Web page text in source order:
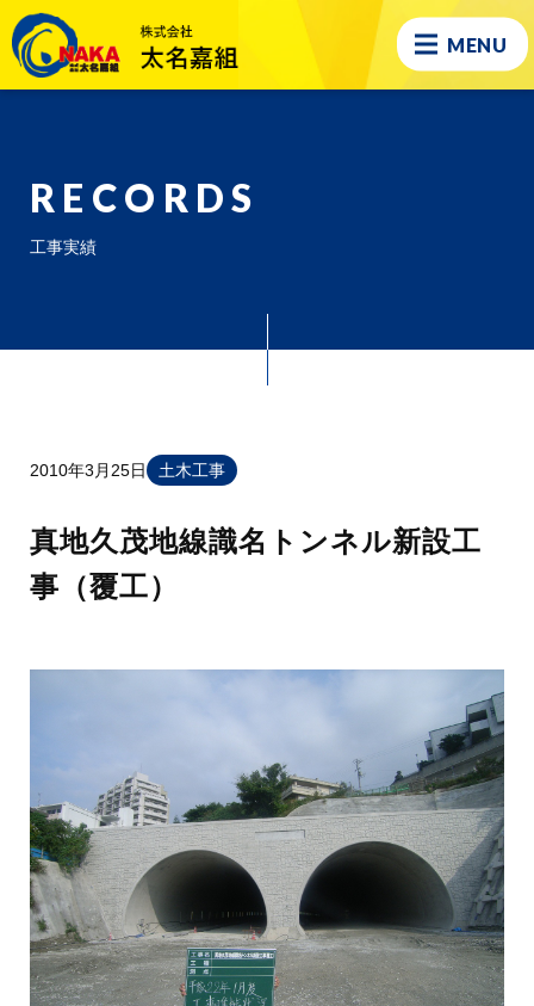
MENU
RECORDS
工事実績
2010年3月25日 土木工事
真地久茂地線識名トンネル新設工
事（覆工）